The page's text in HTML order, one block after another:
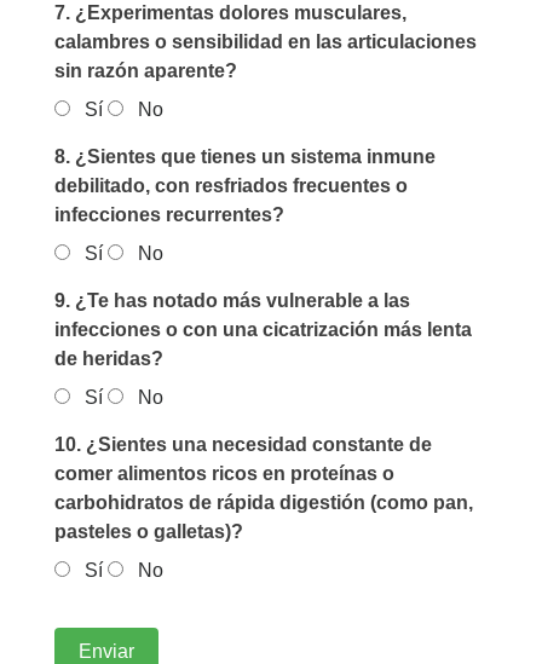
7. ¿Experimentas dolores musculares,
calambres o sensibilidad en las articulaciones
sin razón aparente?
Sí
No
8. ¿Sientes que tienes un sistema inmune
debilitado, con resfriados frecuentes o
infecciones recurrentes?
Sí
No
9. ¿Te has notado más vulnerable a las
infecciones o con una cicatrización más lenta
de heridas?
Sí
No
10. ¿Sientes una necesidad constante de
comer alimentos ricos en proteínas o
carbohidratos de rápida digestión (como pan,
pasteles o galletas)?
Sí
No
Enviar